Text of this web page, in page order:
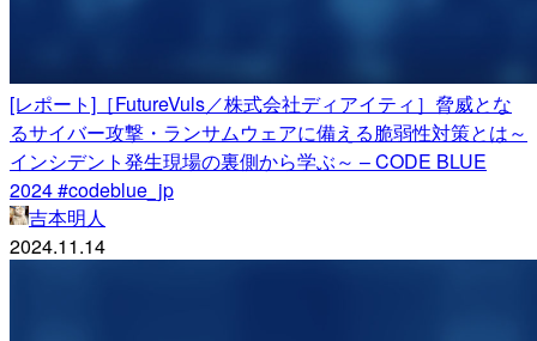
[レポート]［FutureVuls／株式会社ディアイティ］脅威とな
るサイバー攻撃・ランサムウェアに備える脆弱性対策とは～
インシデント発生現場の裏側から学ぶ～ – CODE BLUE
2024 #codeblue_jp
吉本明人
2024.11.14